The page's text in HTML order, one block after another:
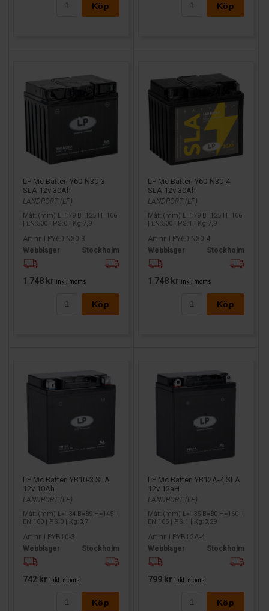
Köp Köp
LP Mc Batteri Y60-N30-3
SLA 12v 30Ah
LANDPORT (LP)
Mått (mm) L=179 B=125 H=166
| EN:300 | PS:0 | Kg:7,9
Art nr. LPY60-N30-3
Webblager
Stockholm
1 748 kr inkl. moms
Köp
LP Mc Batteri Y60-N30-4
SLA 12v 30Ah
LANDPORT (LP)
Mått (mm) L=179 B=125 H=166
| EN:300 | PS:1 | Kg:7,9
Art nr. LPY60-N30-4
Webblager
Stockholm
1 748 kr inkl. moms
Köp
LP Mc Batteri YB10-3 SLA
12v 10Ah
LANDPORT (LP)
Mått (mm) L=134 B=89 H=145 |
EN:160 | PS:0 | Kg:3,7
Art nr. LPYB10-3
Webblager
Stockholm
742 kr inkl. moms
Köp
LP Mc Batteri YB12A-4 SLA
12v 12aH
LANDPORT (LP)
Mått (mm) L=135 B=80 H=160 |
EN:165 | PS:1 | Kg:3,29
Art nr. LPYB12A-4
Webblager
Stockholm
799 kr inkl. moms
Köp